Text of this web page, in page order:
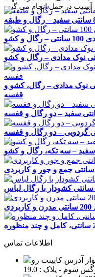
کشو
درب ترکیبی 180 سانتی نوک مدادی – رگال، کشو و
قفسه
اطلاعات تماس
سوم - پلاک : 19.0